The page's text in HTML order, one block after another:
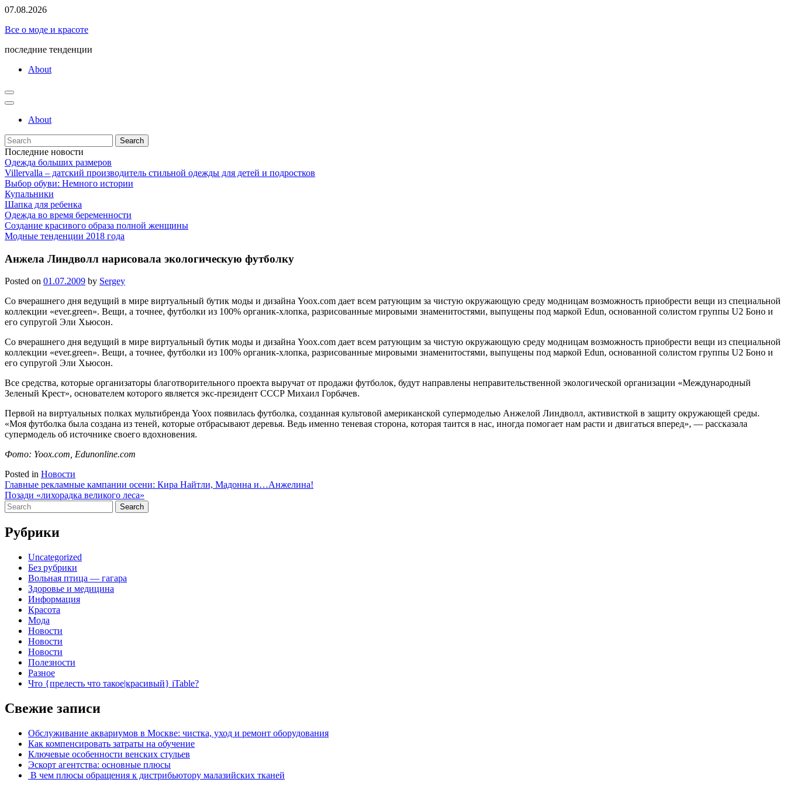
Skip
content
07.08.2026
Все о моде и красоте
последние тенденции
About
About
Search
for:
Последние новости
Одежда больших размеров
Villervalla – датский производитель стильной одежды для детей и подростков
Выбор обуви: Немного истории
Купальники
Шапка для ребенка
Одежда во время беременности
Создание красивого образа полной женщины
Модные тенденции 2018 года
Анжела Линдволл нарисовала экологическую футболку
Posted on 01.07.2009 by Sergey
Со вчерашнего дня ведущий в мире виртуальный бутик моды и дизайна Yoox.сom дает всем ратующим за чистую окружающую среду модницам возможность приобрести вещи из специальной
коллекции «ever.green». Вещи, а точнее, футболки из 100% органик-хлопка, разрисованные мировыми знаменитостями, выпущены под маркой Edun, основанной солистом группы U2 Боно и
его супругой Эли Хьюсон.
Со вчерашнего дня ведущий в мире виртуальный бутик моды и дизайна Yoox.сom дает всем ратующим за чистую окружающую среду модницам возможность приобрести вещи из специальной
коллекции «ever.green». Вещи, а точнее, футболки из 100% органик-хлопка, разрисованные мировыми знаменитостями, выпущены под маркой Edun, основанной солистом группы U2 Боно и
его супругой Эли Хьюсон.
Все средства, которые организаторы благотворительного проекта выручат от продажи футболок, будут направлены неправительственной экологической организации «Международный
Зеленый Крест», основателем которого является экс-президент СССР Михаил Горбачев.
Первой на виртуальных полках мультибренда Yoox появилась футболка, созданная культовой американской супермоделью Анжелой Линдволл, активисткой в защиту окружающей среды.
«Моя футболка была создана из теней, которые отбрасывают деревья. Ведь именно теневая сторона, которая таится в нас, иногда помогает нам расти и двигаться вперед», — рассказала
супермодель об источнике своего вдохновения.
Фото: Yoox.com, Edunonline.com
Posted in Новости
Навигация
по
Главные рекламные кампании осени: Кира Найтли, Мадонна и…Анжелина!
Позади «лихорадка великого леса»
Search
for:
Рубрики
Uncategorized
Без рубрики
Вольная птица — гагара
Здоровье и медицина
Информация
Красота
Мода
Новости
Новости
Новости
Полезности
Разное
Что {прелесть что такое|красивый} iTable?
Свежие записи
Обслуживание аквариумов в Москве: чистка, уход и ремонт оборудования
Как компенсировать затраты на обучение
Ключевые особенности венских стульев
Эскорт агентства: основные плюсы
В чем плюсы обращения к дистрибьютору малазийских тканей